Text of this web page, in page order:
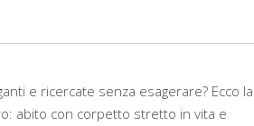
e ricercate senza esagerare? Ecco la
abito con corpetto stretto in vita e